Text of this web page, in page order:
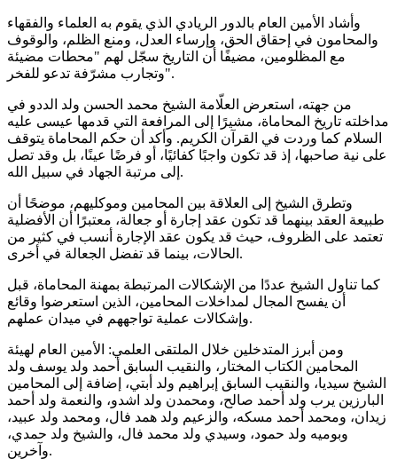
وأشاد الأمين العام بالدور الريادي الذي يقوم به العلماء والفقهاء
والمحامون في إحقاق الحق، وإرساء العدل، ومنع الظلم، والوقوف
مع المظلومين، مضيفًا أن التاريخ سجّل لهم "محطات مضيئة
وتجارب مشرّفة تدعو للفخر".
من جهته، استعرض العلّامة الشيخ محمد الحسن ولد الددو في
مداخلته تاريخ المحاماة، مشيرًا إلى المرافعة التي قدمها عيسى عليه
السلام كما وردت في القرآن الكريم. وأكد أن حكم المحاماة يتوقف
على نية صاحبها، إذ قد تكون واجبًا كفائيًا، أو فرضًا عينًا، بل وقد تصل
إلى مرتبة الجهاد في سبيل الله.
وتطرق الشيخ إلى العلاقة بين المحامين وموكليهم، موضحًا أن
طبيعة العقد بينهما قد تكون عقد إجارة أو جعالة، معتبرًا أن الأفضلية
تعتمد على الظروف، حيث قد يكون عقد الإجارة أنسب في كثير من
الحالات، بينما قد تفضل الجعالة في أخرى.
كما تناول الشيخ عددًا من الإشكالات المرتبطة بمهنة المحاماة، قبل
أن يفسح المجال لمداخلات المحامين، الذين استعرضوا وقائع
وإشكالات عملية تواجههم في ميدان عملهم.
ومن أبرز المتدخلين خلال الملتقى العلمي: الأمين العام لهيئة
المحامين الكتاب المختار، والنقيب السابق أحمد ولد يوسف ولد
الشيخ سيديا، والنقيب السابق إبراهيم ولد أبتي، إضافة إلى المحامين
البارزين يرب ولد أحمد صالح، ومحمدن ولد اشدو، والنعمة ولد أحمد
زيدان، ومحمد أحمد مسكه، والزعيم ولد همد فال، ومحمد ولد عبيد،
وبوميه ولد حمود، وسيدي ولد محمد فال، والشيخ ولد حمدي،
وآخرين.